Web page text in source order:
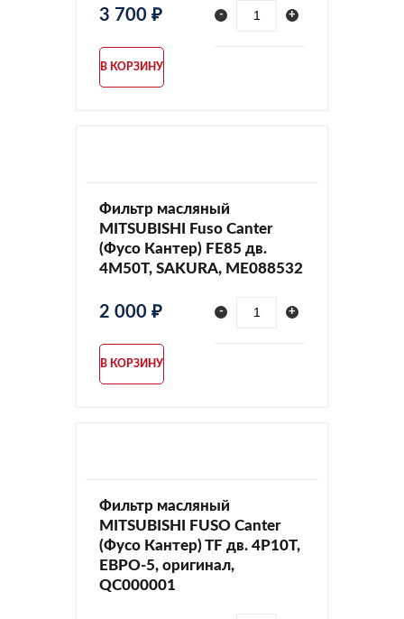
3 700 ₽ - +
В КОРЗИНУ
Фильтр масляный
MITSUBISHI Fuso Canter
(Фусо Кантер) FE85 дв.
4M50T, SAKURA, ME088532
2 000 ₽ - +
В КОРЗИНУ
Фильтр масляный
MITSUBISHI FUSO Canter
(Фусо Кантер) TF дв. 4P10T,
ЕВРО-5, оригинал,
QC000001